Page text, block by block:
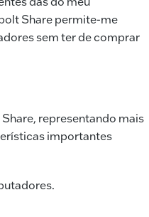
Share permite-me
sem ter de comprar
representando mais
importantes